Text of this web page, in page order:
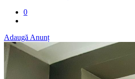
0
Adaugă Anunț